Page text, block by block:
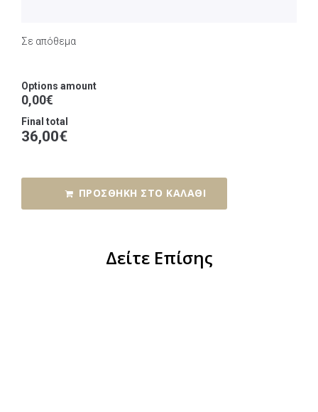
Σε απόθεμα
Options amount
0,00€
Final total
36,00€
ΠΡΟΣΘΉΚΗ ΣΤΟ ΚΑΛΆΘΙ
Δείτε Επίσης